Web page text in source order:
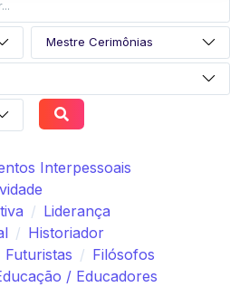
Interpessoais
Liderança
Historiador
Futuristas
Filósofos
/ Educadores